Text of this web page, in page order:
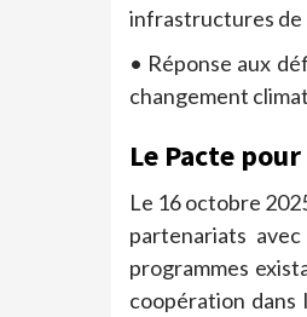
infrastructures de
• Réponse aux
changement
Le Pacte
Le 16 octobre
partenariats
programmes
coopération dans